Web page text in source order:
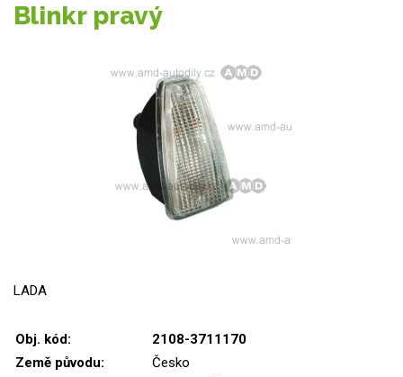
Blinkr pravý
LADA
Obj. kód:
2108-3711170
Země původu:
Česko